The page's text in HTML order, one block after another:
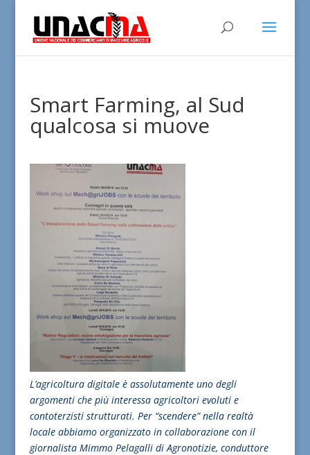
Smart Farming, al Sud
qualcosa si muove
L’agricoltura digitale è assolutamente uno degli
argomenti che più interessa agricoltori evoluti e
contoterzisti strutturati. Per “scendere” nella realtà
locale abbiamo organizzato in collaborazione con il
giornalista Mimmo Pelagalli di Agronotizie, conduttore